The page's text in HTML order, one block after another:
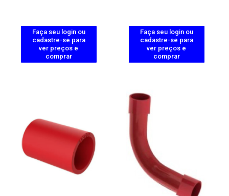
Faça seu login ou
cadastre-se para
ver preços e
comprar
Faça seu login ou
cadastre-se para
ver preços e
comprar